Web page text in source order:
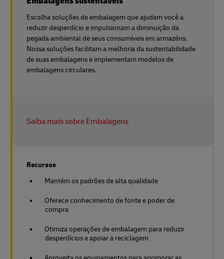
Escolha soluções de embalagem que ajudam você a
reduzir desperdício e impulsionam a diminuição da
pegada ambiental de seus consumíveis em armazéns.
Nossa soluções facilitam a melhoria da sustentabilidade
de suas embalagens e implementam modelos de
embalagens circulares.
Saiba mais sobre Embalagens
Recursos
Mantém os padrões de alta qualidade
Oferece conhecimento de fonte e poder de
compra
Otimiza operações de embalagem para reduzir
desperdícios e apoiar a reciclagem